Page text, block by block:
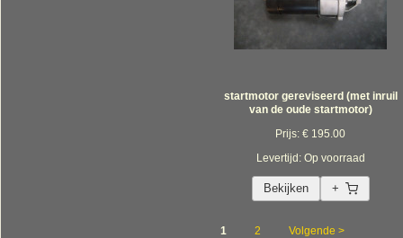
startmotor gereviseerd (met inruil
van de oude startmotor)
Prijs: € 195.00
Levertijd: Op voorraad
Bekijken +
1 2 Volgende >